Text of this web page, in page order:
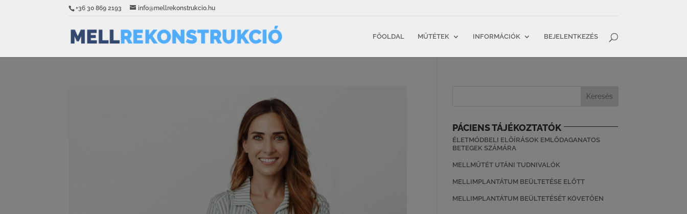
+36 30 869 2193 info@mellrekonstrukcio.hu
FŐOLDAL MŰTÉTEK INFORMÁCIÓK BEJELENTKEZÉS
PÁCIENS TÁJÉKOZTATÓK
ÉLETMÓDBELI ELŐÍRÁSOK EMLŐDAGANATOS
BETEGEK SZÁMÁRA
MELLMŰTÉT UTÁNI TUDNIVALÓK
MELLIMPLANTÁTUM BEÜLTETÉSE ELŐTT
MELLIMPLANTÁTUM BEÜLTETÉSÉT KÖVETŐEN